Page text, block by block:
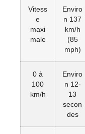
Vitess
e
maxi
male
Enviro
n 137
km/h
(85
mph)
0 à
100
km/h
Enviro
n 12-
13
secon
des